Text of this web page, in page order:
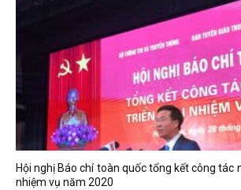
Hội nghị Báo chí toàn quốc tổng kết công tác
nhiệm vụ năm 2020